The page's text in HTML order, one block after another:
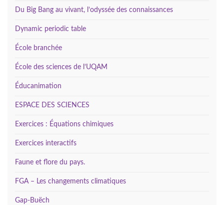
Du Big Bang au vivant, l’odyssée des connaissances
Dynamic periodic table
École branchée
École des sciences de l’UQAM
Éducanimation
ESPACE DES SCIENCES
Exercices : Équations chimiques
Exercices interactifs
Faune et flore du pays.
FGA – Les changements climatiques
Gap-Buëch